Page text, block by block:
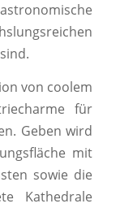
von coolem
für
Geben wird
mit
sowie die
Kathedrale